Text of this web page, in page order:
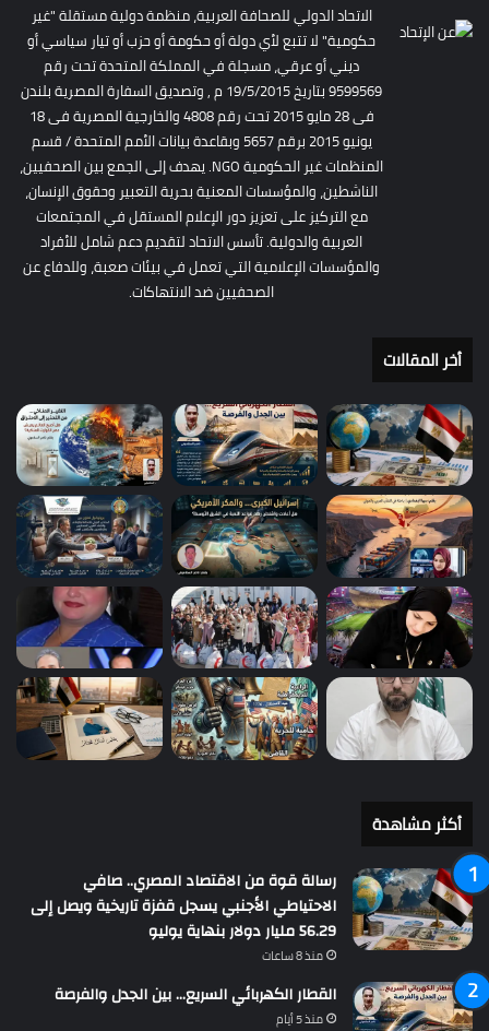
الاتحاد الدولي للصحافة العربية، منظمة دولية مستقلة "غير
حكومية" لا تتبع لأي دولة أو حكومة أو حزب أو تيار سياسي أو
ديني أو عرقي، مسجلة في المملكة المتحدة تحت رقم
9599569 بتاريخ 19/5/2015 م , وتصديق السفارة المصرية بلندن
فى 28 مايو 2015 تحت رقم 4808 والخارجية المصرية فى 18
يونيو 2015 برقم 5657 وبقاعدة بيانات الأمم المتحدة / قسم
المنظمات غير الحكومية NGO. يهدف إلى الجمع بين الصحفيين،
الناشطين، والمؤسسات المعنية بحرية التعبير وحقوق الإنسان،
مع التركيز على تعزيز دور الإعلام المستقل في المجتمعات
العربية والدولية. تأسس الاتحاد لتقديم دعم شامل للأفراد
والمؤسسات الإعلامية التي تعمل في بيئات صعبة، وللدفاع عن
الصحفيين ضد الانتهاكات.
أخر المقالات
أكثر مشاهدة
رسالة قوة من الاقتصاد المصري.. صافي
الاحتياطي الأجنبي يسجل قفزة تاريخية ويصل إلى
56.29 مليار دولار بنهاية يوليو
منذ 8 ساعات
القطار الكهربائي السريع… بين الجدل والفرصة
منذ 5 أيام